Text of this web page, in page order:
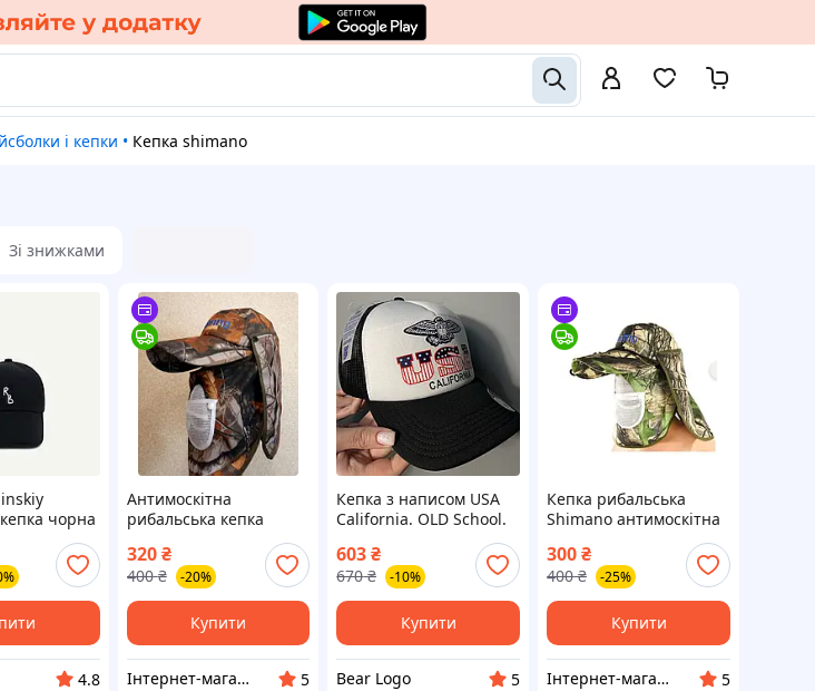
і кепки • Кепка shimano
Зі знижками
чорна
rb
4.8
Антимоскітна
рибальська кепка
Shimano з захистом від
сонця та
комарів,бейсболка для
рибаків
320 ₴
400 ₴ -20%
Купити
Інтернет-магазин VLADAMARIN
5
Кепка з написом USA
California. OLD School.
603₴
670 ₴ -10%
Купити
Bear Logo
5
Кепка рибальська
Shimano антимоскітна
з захистом від сонця та
комарів,бейсболка для
рибаків
300₴
400 ₴ -25%
Купити
Інтернет-магазин VLADAMARIN
5